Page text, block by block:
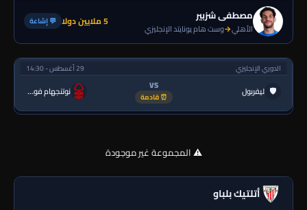
مصطفى شزبير
الأهلي→وست هام يونايتد الإنجليزي 5 ملايين دولا 💬 إشاعة
الدوري الإنجليزي 29 أغسطس - 14:30
🛡 ليفربول VS
⏰ قادمة نوتنجهام فورست
⚠️ المجموعة غير موجودة
أتلتيك بلباو